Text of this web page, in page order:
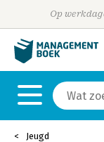
Op
Jeugd